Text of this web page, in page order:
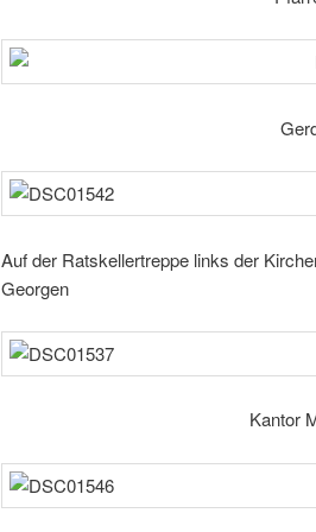
Auf der Ratskellertreppe links der
Georgen
Kantor